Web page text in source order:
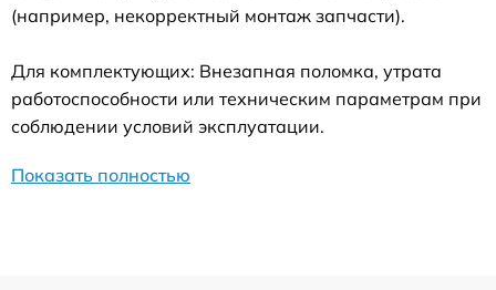
(например, некорректный монтаж запчасти).
Для комплектующих: Внезапная поломка, утрата
работоспособности или техническим параметрам при
соблюдении условий эксплуатации.
Показать полностью